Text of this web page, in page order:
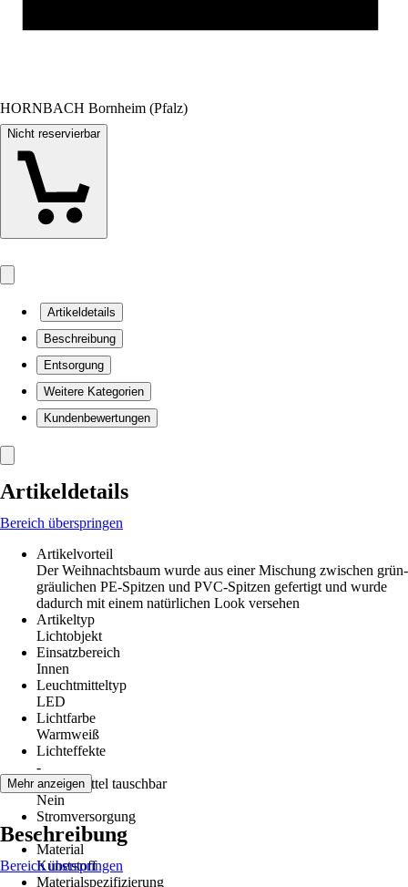
HORNBACH Bornheim (Pfalz)
Nicht reservierbar
Artikeldetails
Beschreibung
Entsorgung
Weitere Kategorien
Kundenbewertungen
Artikeldetails
Bereich überspringen
Artikelvorteil
Der Weihnachtsbaum wurde aus einer Mischung zwischen grün-
gräulichen PE-Spitzen und PVC-Spitzen gefertigt und wurde
dadurch mit einem natürlichen Look versehen
Artikeltyp
Lichtobjekt
Einsatzbereich
Innen
Leuchtmitteltyp
LED
Lichtfarbe
Warmweiß
Lichteffekte
-
Leuchtmittel tauschbar
Nein
Stromversorgung
-
Material
Kunststoff
Materialspezifizierung
Mehr anzeigen
Beschreibung
Bereich überspringen